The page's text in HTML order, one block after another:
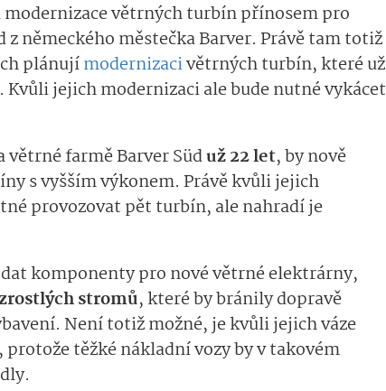
modernizace větrných turbín přínosem pro
německého městečka Barver. Právě tam totiž
plánujímodernizacivětrných turbín, které už
jejich modernizaci ale bude nutné vykácet
farmě Barver Süduž 22 let, by nově
s vyšším výkonem. Právě kvůli jejich
provozovat pět turbín, ale nahradí je
komponenty pro nové větrné elektrárny,
stromů, které by bránily dopravě
Není totiž možné, je kvůli jejich váze
těžké nákladní vozy by v takovém